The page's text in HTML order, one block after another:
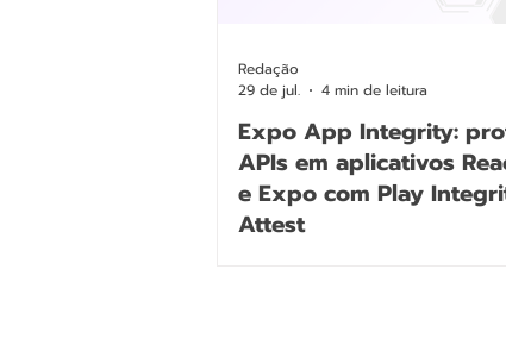
Expo App Integrity:
APIs em aplicativos
e Expo com Play
Attest
Redação
29 de jul.
4 min de leitura